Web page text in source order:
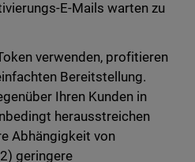
E-Mails warten zu
verwenden, profitieren
Bereitstellung.
Ihren Kunden in
herausstreichen
Abhängigkeit von
geringere